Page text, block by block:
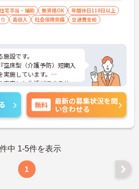
住宅手当・補助 無資格OK
年間休日110日以上
高収入 社会保険完備
交通費支給
設です。
空床型（介護予防）短期入
施しています。
充実した生活ができるサー
ます。
対策ポイントなど、さらに
のでお気軽にご相談くださ
無料
最新の募集状況を問
い合わせる
件中 1-5件を表示
1